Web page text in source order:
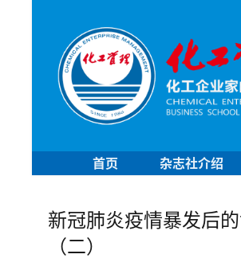
首页 杂志社介绍
新冠肺炎疫情暴发后
（二）